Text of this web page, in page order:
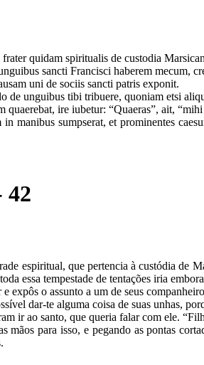
quidam spiritualis de custodia
sancti Francisci haberem mecum,
uni de sociis sancti patris exponit.
de unguibus tibi tribuere, quoniam etsi
quaerebat, ire iubetur: “Quaeras”, ait,
manibus sumpserat, et prominentes
42
espiritual, que pertencia à custódia de
essa tempestade de tentações iria
expôs o assunto a um de seus
dar-te alguma coisa de suas unhas,
ir ao santo, que queria falar com ele.
mãos para isso, e pegando as pontas